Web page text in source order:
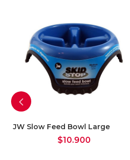
JW Slow Feed Bowl Large
$10.900